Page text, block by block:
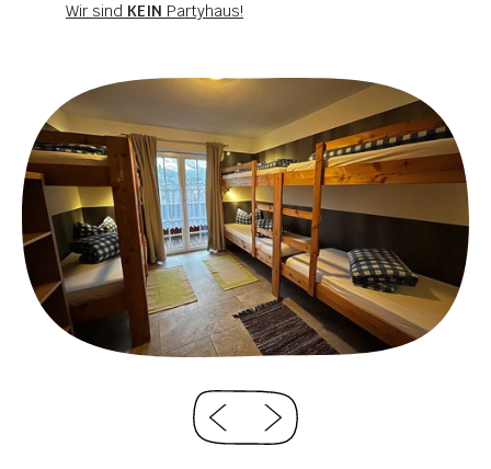
Wir sind KEIN Partyhaus!
Hast du Lust auf
geile Adventures
bekommen?